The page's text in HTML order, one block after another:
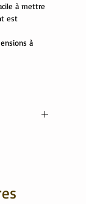
à mettre
est
à